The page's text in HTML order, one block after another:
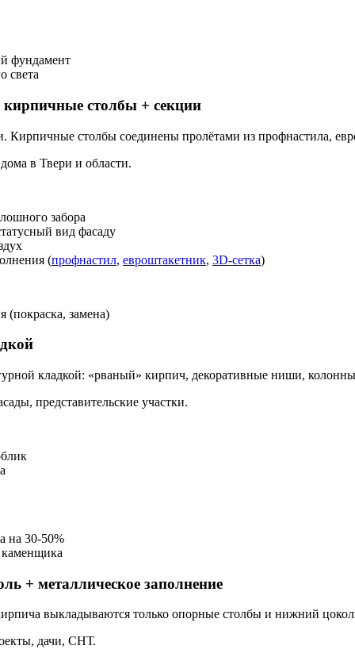
фундамент
света
столбы + секции
столбы соединены пролётами из профнастила,
в Твери и области.
забора
вид фасаду
(профнастил, евроштакетник, 3D-сетка)
(покраска, замена)
кладкой: «рваный» кирпич, декоративные ниши,
представительские участки.
на 30-50%
каменщика
+ металлическое заполнение
выкладываются только опорные столбы и нижний
дачи, СНТ.